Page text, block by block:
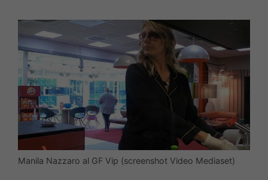
Manila Nazzaro al GF Vip (screenshot Video Mediaset)